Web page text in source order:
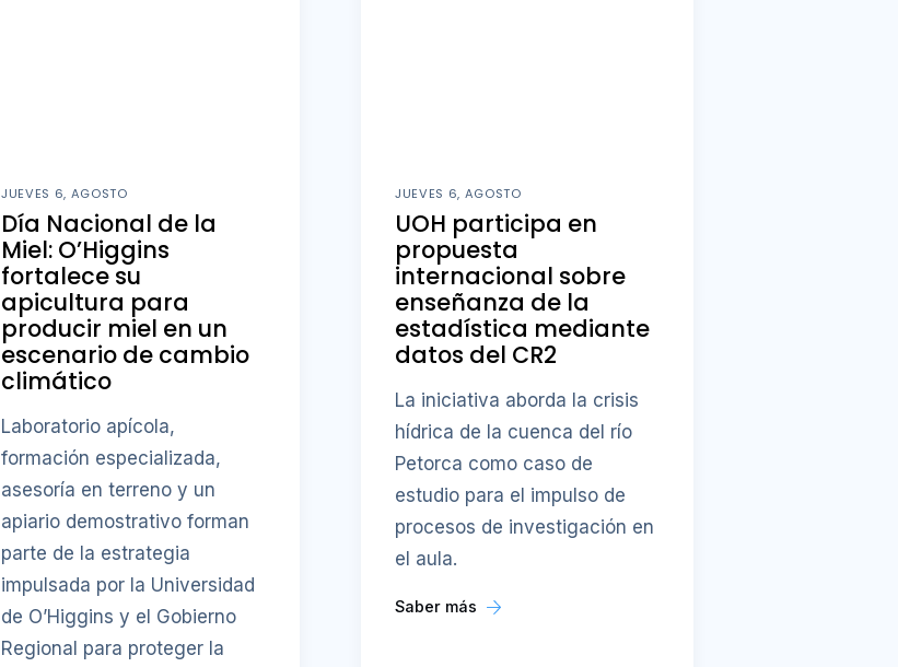
JUEVES 6, AGOSTO
Día Nacional de la
Miel: O’Higgins
fortalece su
apicultura para
producir miel en un
escenario de cambio
climático
Laboratorio apícola,
formación especializada,
asesoría en terreno y un
apiario demostrativo forman
parte de la estrategia
impulsada por la Universidad
de O’Higgins y el Gobierno
Regional para proteger la
JUEVES 6, AGOSTO
UOH participa en
propuesta
internacional sobre
enseñanza de la
estadística mediante
datos del CR2
La iniciativa aborda la crisis
hídrica de la cuenca del río
Petorca como caso de
estudio para el impulso de
procesos de investigación en
el aula.
Saber más